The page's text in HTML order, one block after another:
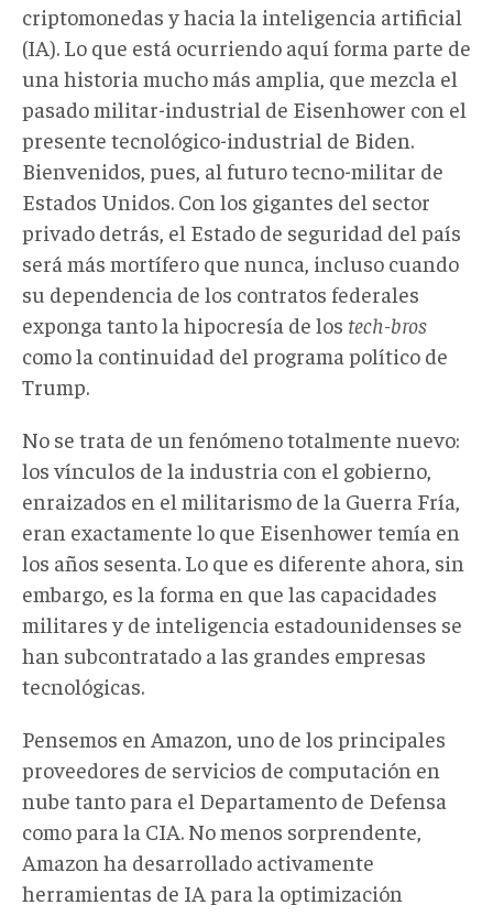
criptomonedas y hacia la inteligencia artificial
(IA). Lo que está ocurriendo aquí forma parte de
una historia mucho más amplia, que mezcla el
pasado militar-industrial de Eisenhower con el
presente tecnológico-industrial de Biden.
Bienvenidos, pues, al futuro tecno-militar de
Estados Unidos. Con los gigantes del sector
privado detrás, el Estado de seguridad del país
será más mortífero que nunca, incluso cuando
su dependencia de los contratos federales
exponga tanto la hipocresía de los tech-bros
como la continuidad del programa político de
Trump.
No se trata de un fenómeno totalmente nuevo:
los vínculos de la industria con el gobierno,
enraizados en el militarismo de la Guerra Fría,
eran exactamente lo que Eisenhower temía en
los años sesenta. Lo que es diferente ahora, sin
embargo, es la forma en que las capacidades
militares y de inteligencia estadounidenses se
han subcontratado a las grandes empresas
tecnológicas.
Pensemos en Amazon, uno de los principales
proveedores de servicios de computación en
nube tanto para el Departamento de Defensa
como para la CIA. No menos sorprendente,
Amazon ha desarrollado activamente
herramientas de IA para la optimización